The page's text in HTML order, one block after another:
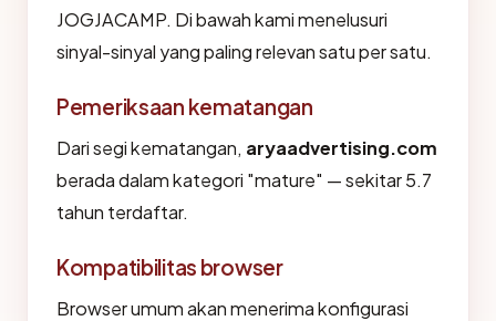
JOGJACAMP. Di bawah kami menelusuri
sinyal-sinyal yang paling relevan satu per satu.
Pemeriksaan kematangan
Dari segi kematangan, aryaadvertising.com
berada dalam kategori "mature" — sekitar 5.7
tahun terdaftar.
Kompatibilitas browser
Browser umum akan menerima konfigurasi